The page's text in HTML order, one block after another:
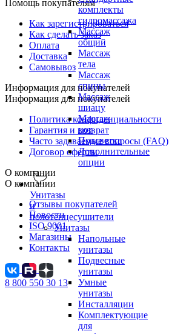
комплекты
гидромассажа
Массаж
общий
Массаж
тела
Массаж
спины
Массаж
шиацу
Массаж
ног
Подсветка
Дополнительные
опции
Унитазы
и
полотенцесушители
Унитазы
Напольные
унитазы
Подвесные
унитазы
Умные
унитазы
Инсталляции
Комплектующие
для
Помощь покупателям
Как зарегистрироваться
Как сделать заказ
Оплата
Доставка
Самовывоз
Информация для покупателей
Информация для покупателей
Политика конфиденциальности
Гарантия и возврат
Часто задаваемые вопросы (FAQ)
Договор оферты
О компании
О компании
Отзывы покупателей
Новости
ISO 9001
Магазины
Контакты
8 800 550 30 13